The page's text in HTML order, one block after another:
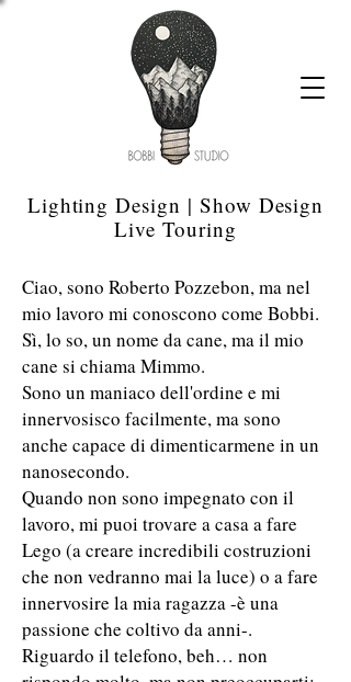
Lighting Design | Show Design
Live Touring
Ciao, sono Roberto Pozzebon, ma nel
mio lavoro mi conoscono come Bobbi.
Sì, lo so, un nome da cane, ma il mio
cane si chiama Mimmo.
Sono un maniaco dell'ordine e mi
innervosisco facilmente, ma sono
anche capace di dimenticarmene in un
nanosecondo.
Quando non sono impegnato con il
lavoro, mi puoi trovare a casa a fare
Lego (a creare incredibili costruzioni
che non vedranno mai la luce) o a fare
innervosire la mia ragazza -è una
passione che coltivo da anni-.
Riguardo il telefono, beh… non